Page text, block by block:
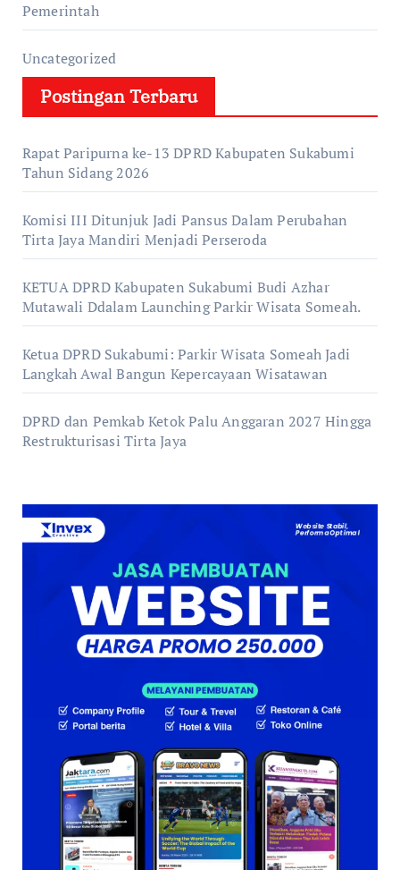
Pemerintah
Uncategorized
Postingan Terbaru
Rapat Paripurna ke-13 DPRD Kabupaten Sukabumi
Tahun Sidang 2026
Komisi III Ditunjuk Jadi Pansus Dalam Perubahan
Tirta Jaya Mandiri Menjadi Perseroda
KETUA DPRD Kabupaten Sukabumi Budi Azhar
Mutawali Ddalam Launching Parkir Wisata Someah.
Ketua DPRD Sukabumi: Parkir Wisata Someah Jadi
Langkah Awal Bangun Kepercayaan Wisatawan
DPRD dan Pemkab Ketok Palu Anggaran 2027 Hingga
Restrukturisasi Tirta Jaya